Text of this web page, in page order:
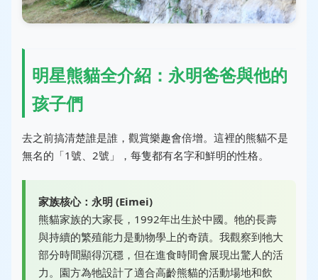
明星熊貓全介紹：永明爸爸與他的
孩子們
去之前搞清楚誰是誰，觀賞樂趣會倍增。這裡的熊貓不是
無名的「1號、2號」，每隻都有名字和鮮明的性格。
家族核心：永明 (Eimei)
熊貓家族的大家長，1992年出生於中國。牠的長壽
與持續的繁殖能力是動物學上的奇蹟。我觀察到牠大
部分時間顯得沉穩，但在進食時間會展現出驚人的活
力。園方為牠設計了適合高齡熊貓的活動場地和飲